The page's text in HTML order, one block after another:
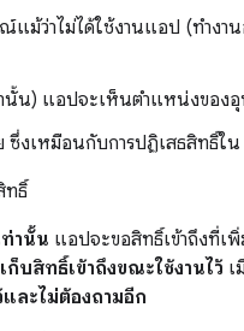
ม้ว่าไม่ได้ใช้งานแอป (ทำงา
นั้น) แอปจะเห็นตำแหน่งของ
งเหมือนกับการปฏิเสธสิทธิ์ใน
ทธิ์
านั้น แอปจะขอสิทธิ์เข้าถึงที่เ
เก็บสิทธิ์เข้าถึงขณะใช้งานไว้
และไม่ต้องถามอีก